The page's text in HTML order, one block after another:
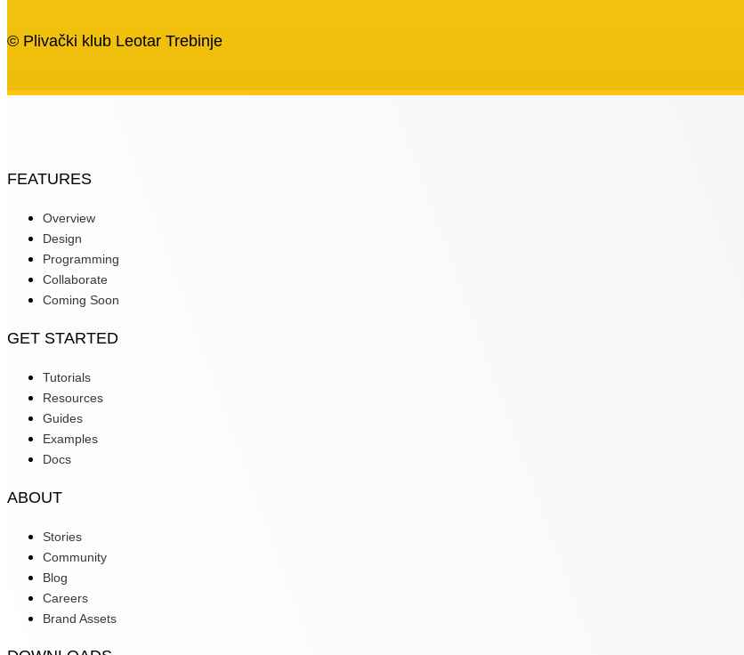
© Plivački klub Leotar Trebinje
FEATURES
Overview
Design
Programming
Collaborate
Coming Soon
GET STARTED
Tutorials
Resources
Guides
Examples
Docs
ABOUT
Stories
Community
Blog
Careers
Brand Assets